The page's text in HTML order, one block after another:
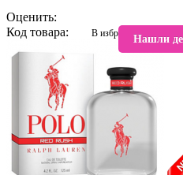
Нашли
Оценить:
Код товара:
В избранное